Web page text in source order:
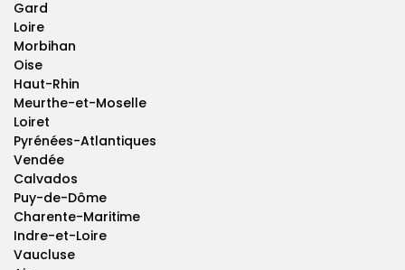
Gard
Loire
Morbihan
Oise
Haut-Rhin
Meurthe-et-Moselle
Loiret
Pyrénées-Atlantiques
Vendée
Calvados
Puy-de-Dôme
Charente-Maritime
Indre-et-Loire
Vaucluse